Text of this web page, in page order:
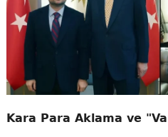
Kara Para Aklama ve